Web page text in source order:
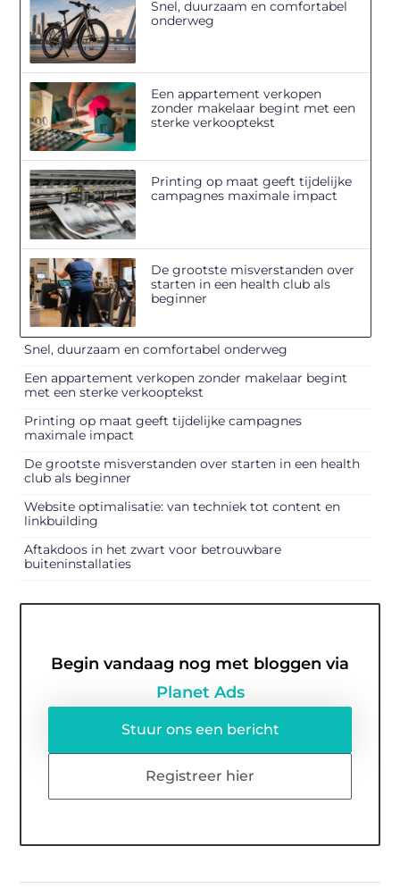
Snel, duurzaam en comfortabel
onderweg
Een appartement verkopen
zonder makelaar begint met een
sterke verkooptekst
Printing op maat geeft tijdelijke
campagnes maximale impact
De grootste misverstanden over
starten in een health club als
beginner
Snel, duurzaam en comfortabel onderweg
Een appartement verkopen zonder makelaar begint
met een sterke verkooptekst
Printing op maat geeft tijdelijke campagnes
maximale impact
De grootste misverstanden over starten in een health
club als beginner
Website optimalisatie: van techniek tot content en
linkbuilding
Aftakdoos in het zwart voor betrouwbare
buiteninstallaties
Begin vandaag nog met bloggen via
Planet Ads
Stuur ons een bericht
Registreer hier